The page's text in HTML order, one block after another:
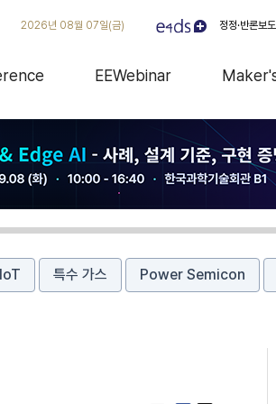
2026년 08월 07일(금) 정정·반론보도
EEWebinar
특수 가스 Power Semicon